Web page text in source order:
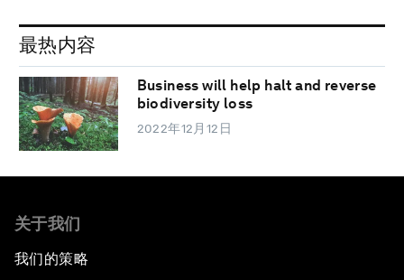
最热内容
Business will help halt and reverse
biodiversity loss
2022年12月12日
关于我们
我们的策略